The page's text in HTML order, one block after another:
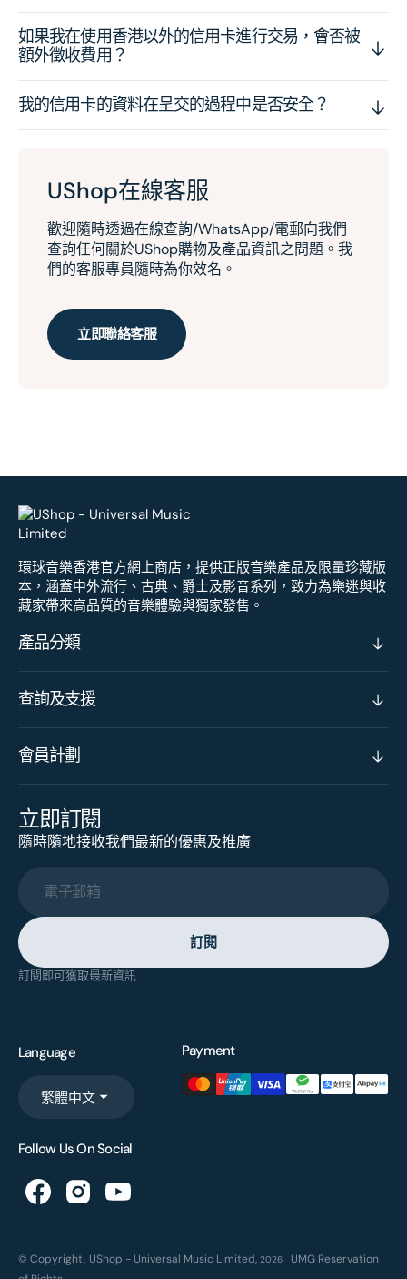
如果我在使用香港以外的信用卡進行交易，會否被
額外徵收費用？
我的信用卡的資料在呈交的過程中是否安全？
UShop在線客服
歡迎隨時透過在線查詢/WhatsApp/電郵向我們
查詢任何關於UShop購物及產品資訊之問題。我
們的客服專員隨時為你效名。
立即聯絡客服
環球音樂香港官方網上商店，提供正版音樂產品及限量珍藏版
本，涵蓋中外流行、古典、爵士及影音系列，致力為樂迷與收
藏家帶來高品質的音樂體驗與獨家發售。
產品分類
查詢及支援
會員計劃
立即訂閱
隨時隨地接收我們最新的優惠及推廣
電子郵箱
訂閱
訂閱即可獲取最新資訊
Language
繁體中文
Payment
Follow Us On Social
© Copyright, UShop - Universal Music Limited, 2026
UMG Reservation